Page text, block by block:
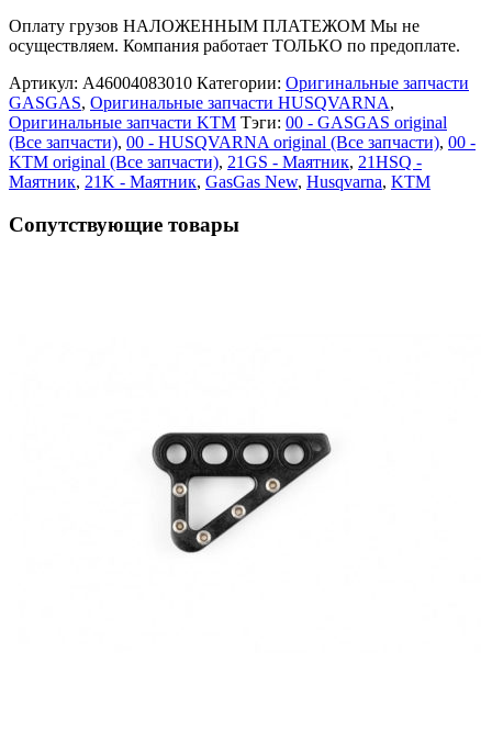
Оплату грузов НАЛОЖЕННЫМ ПЛАТЕЖОМ Мы не
осуществляем. Компания работает ТОЛЬКО по предоплате.
Артикул: A46004083010 Категории: Оригинальные запчасти
GASGAS, Оригинальные запчасти HUSQVARNA,
Оригинальные запчасти KTM Тэги: 00 - GASGAS original
(Все запчасти), 00 - HUSQVARNA original (Все запчасти), 00 -
KTM original (Все запчасти), 21GS - Маятник, 21HSQ -
Маятник, 21K - Маятник, GasGas New, Husqvarna, KTM
Сопутствующие товары